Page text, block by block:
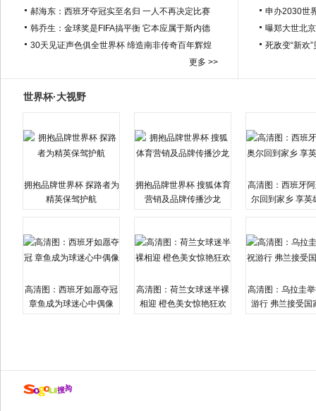
郝海东：西班牙夺冠实至名归 一人不再决定比赛
韩乔生：金球奖是FIFA搞平衡 它本应属于斯内德
30天见证声色俱全世界杯 缔造南非传奇百年辉煌
更多 >>
申办2030世
曝郑大世北
死敌变“新欢
世界杯·大视野
拥抱品牌世界杯 探路者为
精英保驾护航
拥抱品牌世界杯 搜狐体育
营销及品牌传播沙龙
高清图：西班牙
尔回到家乡 享英
高清图：西班牙如愿夺冠
章鱼成为球迷心中偶像
高清图：荷兰女球迷半裸
相迎 橙色美女惊艳狂欢
高清图：乌拉圭
游行 弗兰接受国